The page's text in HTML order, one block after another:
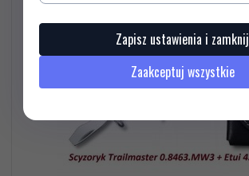
Zapisz ustawienia i zamknij
Zaakceptuj wszystkie